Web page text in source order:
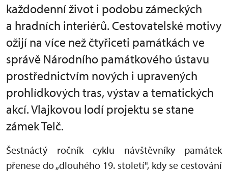
každodenní život i podobu zámeckých
a hradních interiérů. Cestovatelské motivy
ožijí na více než čtyřiceti památkách ve
správě Národního památkového ústavu
prostřednictvím nových i upravených
prohlídkových tras, výstav a tematických
akcí. Vlajkovou lodí projektu se stane
zámek Telč.
Šestnáctý ročník cyklu návštěvníky památek
přenese do „dlouhého 19. století", kdy se cestování